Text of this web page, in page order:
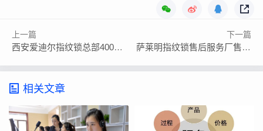
上一篇
西安爱迪尔指纹锁总部400售后登记服务电话
下一篇
萨莱明指纹锁售后服务厂售后服务电话号码
相关文章